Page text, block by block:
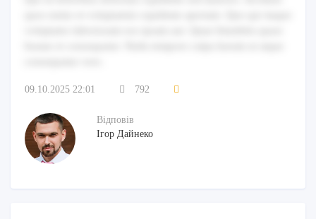
09.10.2025 22:01 792
Відповів
Ігор Дайнеко